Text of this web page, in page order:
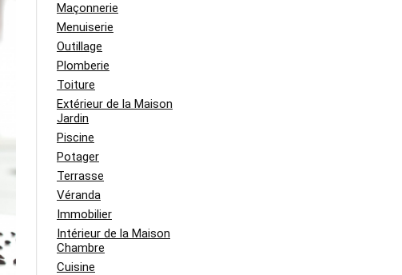
Maçonnerie
Menuiserie
Outillage
Plomberie
Toiture
Extérieur de la Maison
Jardin
Piscine
Potager
Terrasse
Véranda
Immobilier
Intérieur de la Maison
Chambre
Cuisine